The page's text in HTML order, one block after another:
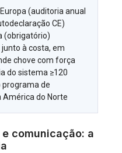
(auditoria anual
CE)
(obrigatório)
à costa, em
chove com força
do sistema ≥120
programa de
do Norte
comunicação: a